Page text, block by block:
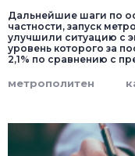
Дальнейшие шаги по
частности, запуск
улучшили ситуацию с
уровень которого за
2,1% по сравнению с
метрополитен